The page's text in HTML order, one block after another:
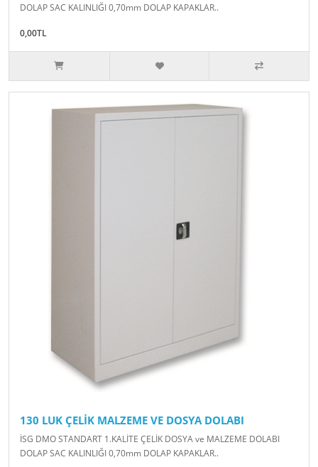
DOLAP SAC KALINLIĞI 0,70mm DOLAP KAPAKLAR..
0,00TL
130 LUK ÇELİK MALZEME VE DOSYA DOLABI
İSG DMO STANDART 1.KALİTE ÇELİK DOSYA ve MALZEME DOLABI
DOLAP SAC KALINLIĞI 0,70mm DOLAP KAPAKLAR..